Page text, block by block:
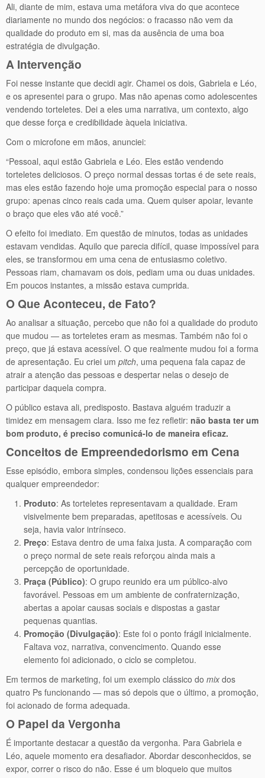
Ali, diante de mim, estava uma metáfora viva do que acontece
diariamente no mundo dos negócios: o fracasso não vem da
qualidade do produto em si, mas da ausência de uma boa
estratégia de divulgação.
A Intervenção
Foi nesse instante que decidi agir. Chamei os dois, Gabriela e Léo,
e os apresentei para o grupo. Mas não apenas como adolescentes
vendendo torteletes. Dei a eles uma narrativa, um contexto, algo
que desse força e credibilidade àquela iniciativa.
Com o microfone em mãos, anunciei:
“Pessoal, aqui estão Gabriela e Léo. Eles estão vendendo
torteletes deliciosos. O preço normal dessas tortas é de sete reais,
mas eles estão fazendo hoje uma promoção especial para o nosso
grupo: apenas cinco reais cada uma. Quem quiser apoiar, levante
o braço que eles vão até você.”
O efeito foi imediato. Em questão de minutos, todas as unidades
estavam vendidas. Aquilo que parecia difícil, quase impossível para
eles, se transformou em uma cena de entusiasmo coletivo.
Pessoas riam, chamavam os dois, pediam uma ou duas unidades.
Em poucos instantes, a missão estava cumprida.
O Que Aconteceu, de Fato?
Ao analisar a situação, percebo que não foi a qualidade do produto
que mudou — as torteletes eram as mesmas. Também não foi o
preço, que já estava acessível. O que realmente mudou foi a forma
de apresentação. Eu criei um pitch, uma pequena fala capaz de
atrair a atenção das pessoas e despertar nelas o desejo de
participar daquela compra.
O público estava ali, predisposto. Bastava alguém traduzir a
timidez em mensagem clara. Isso me fez refletir: não basta ter um
bom produto, é preciso comunicá-lo de maneira eficaz.
Conceitos de Empreendedorismo em Cena
Esse episódio, embora simples, condensou lições essenciais para
qualquer empreendedor:
Produto: As torteletes representavam a qualidade. Eram
visivelmente bem preparadas, apetitosas e acessíveis. Ou
seja, havia valor intrínseco.
Preço: Estava dentro de uma faixa justa. A comparação com
o preço normal de sete reais reforçou ainda mais a
percepção de oportunidade.
Praça (Público): O grupo reunido era um público-alvo
favorável. Pessoas em um ambiente de confraternização,
abertas a apoiar causas sociais e dispostas a gastar
pequenas quantias.
Promoção (Divulgação): Este foi o ponto frágil inicialmente.
Faltava voz, narrativa, convencimento. Quando esse
elemento foi adicionado, o ciclo se completou.
Em termos de marketing, foi um exemplo clássico do mix dos
quatro Ps funcionando — mas só depois que o último, a promoção,
foi acionado de forma adequada.
O Papel da Vergonha
É importante destacar a questão da vergonha. Para Gabriela e
Léo, aquele momento era desafiador. Abordar desconhecidos, se
expor, correr o risco do não. Esse é um bloqueio que muitos